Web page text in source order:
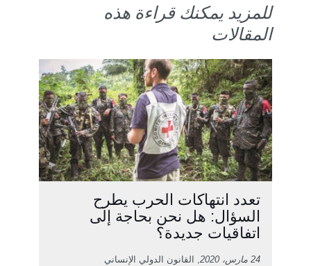
للمزيد يمكنك قراءة هذه
المقالات
تعدد انتهاكات الحرب يطرح
السؤال: هل نحن بحاجة إلى
اتفاقيات جديدة؟
24 مارس، 2020 , القانون الدولي الإنساني